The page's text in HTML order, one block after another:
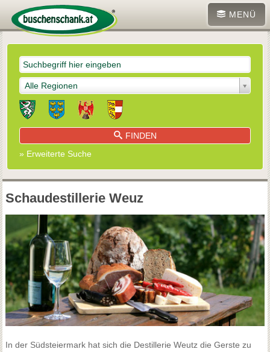
MENÜ
Alle Regionen
FINDEN
» Erweiterte Suche
Schaudestillerie Weuz
In der Südsteiermark hat sich die Destillerie Weutz die Gerste zu